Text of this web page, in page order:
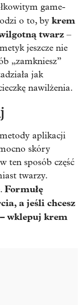
game-
o to, by krem
twarz –
jeszcze nie
„zamkniesz”
jak
nawilżenia.
aplikacji
skóry
ten sposób część
twarzy.
Formułę
a jeśli chcesz
wklepuj krem